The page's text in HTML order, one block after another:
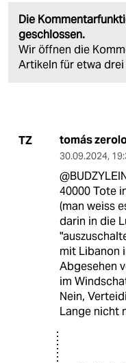
Die
geschlossen.
Wir öffnen die
Artikeln für etwa drei
TZ tomás
30.09.2024,
40000 Tote
(man weiss
darin in die
mit Libanon
Abgesehen
im
Nein,
Lange nicht